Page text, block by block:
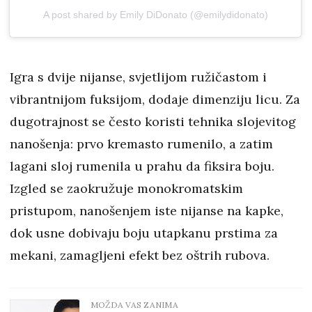
A post shared by Emily DiDonato (@emilydidonato)
Igra s dvije nijanse, svjetlijom ružičastom i
vibrantnijom fuksijom, dodaje dimenziju licu. Za
dugotrajnost se često koristi tehnika slojevitog
nanošenja: prvo kremasto rumenilo, a zatim
lagani sloj rumenila u prahu da fiksira boju.
Izgled se zaokružuje monokromatskim
pristupom, nanošenjem iste nijanse na kapke,
dok usne dobivaju boju utapkanu prstima za
mekani, zamagljeni efekt bez oštrih rubova.
MOŽDA VAS ZANIMA